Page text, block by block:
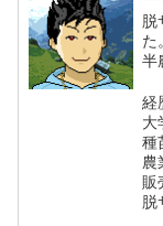
脱
た
半
経
大
種
農
販
脱